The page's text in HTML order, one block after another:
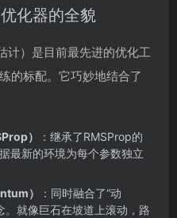
化器的全貌
计）是目前最先进的优化工
的标配。它巧妙地结合了
）
：继承了RMSProp的
最新的环境为每个参数独立
）
：同时融合了“动
就像巨石在坡道上滚动，路